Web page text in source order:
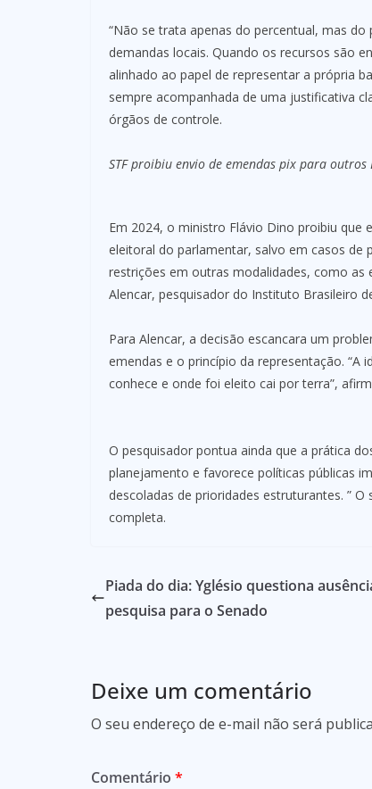
“Não se trata apenas do percentual, mas
demandas locais. Quando os recursos são
alinhado ao papel de representar a própria
sempre acompanhada de uma justificativa
órgãos de controle.
STF proibiu envio de emendas pix para outros
Em 2024, o ministro Flávio Dino proibiu que
eleitoral do parlamentar, salvo em casos de
restrições em outras modalidades, como as
Alencar, pesquisador do Instituto Brasileiro
Para Alencar, a decisão escancara um
emendas e o princípio da representação. “A
conhece e onde foi eleito cai por terra”,
O pesquisador pontua ainda que a prática
planejamento e favorece políticas públicas
descoladas de prioridades estruturantes. ”
completa.
Piada do dia: Yglésio questiona
pesquisa para o Senado
Deixe um comentário
O seu endereço de e-mail não será
Comentário *